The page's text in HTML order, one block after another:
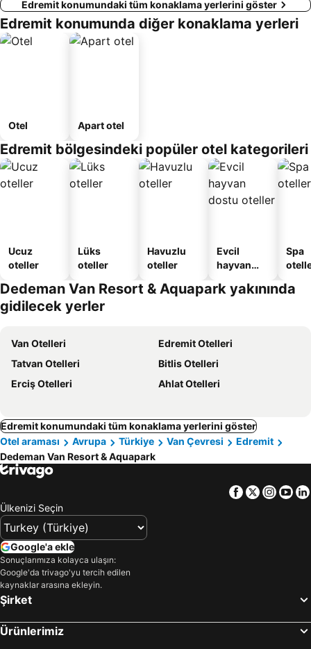
Edremit konumundaki tüm konaklama yerlerini göster
Edremit konumunda diğer konaklama yerleri
Otel Apart otel
Edremit bölgesindeki popüler otel kategorileri
Ucuz
oteller
Lüks
oteller
Havuzlu
oteller
Evcil
hayvan
oteller
Spa
Dedeman Van Resort & Aquapark yakınında
gidilecek yerler
Van Otelleri
Edremit Otelleri
Tatvan Otelleri
Bitlis Otelleri
Erciş Otelleri
Ahlat Otelleri
Edremit konumundaki tüm konaklama yerlerini göster
Otel araması
Avrupa Türkiye Van Çevresi
Edremit
Dedeman Van Resort & Aquapark
Facebook
Twitter
Ülkenizi Seçin
Google'a ekle
Sonuçlarımıza kolayca ulaşın:
Google'da trivago'yu tercih edilen
kaynaklar arasına ekleyin.
Şirket
Ürünlerimiz